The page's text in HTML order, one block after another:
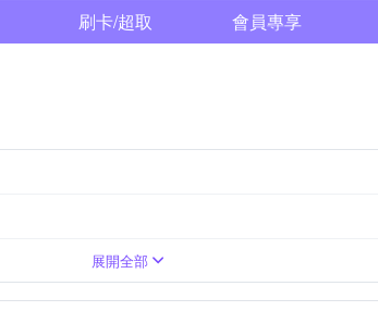
刷卡/超取 會員專享
望遠變焦
展開全部